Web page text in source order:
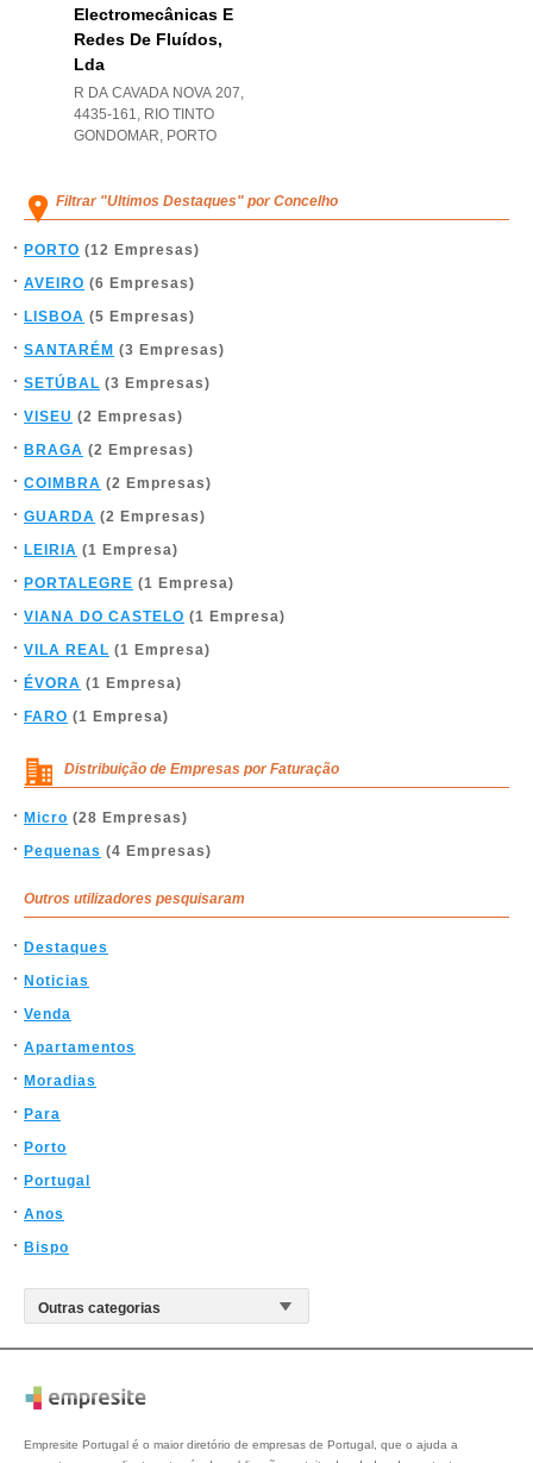
Electromecânicas E
Redes De Fluídos,
Lda
R DA CAVADA NOVA 207,
4435-161, RIO TINTO
GONDOMAR, PORTO
Filtrar "Ultimos Destaques" por Concelho
PORTO (12 Empresas)
AVEIRO (6 Empresas)
LISBOA (5 Empresas)
SANTARÉM (3 Empresas)
SETÚBAL (3 Empresas)
VISEU (2 Empresas)
BRAGA (2 Empresas)
COIMBRA (2 Empresas)
GUARDA (2 Empresas)
LEIRIA (1 Empresa)
PORTALEGRE (1 Empresa)
VIANA DO CASTELO (1 Empresa)
VILA REAL (1 Empresa)
ÉVORA (1 Empresa)
FARO (1 Empresa)
Distribuição de Empresas por Faturação
Micro (28 Empresas)
Pequenas (4 Empresas)
Outros utilizadores pesquisaram
Destaques
Noticias
Venda
Apartamentos
Moradias
Para
Porto
Portugal
Anos
Bispo
Empresite Portugal é o maior diretório de empresas de Portugal, que o ajuda a